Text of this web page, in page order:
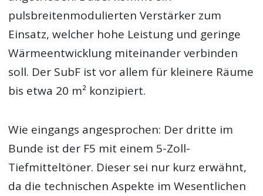
pulsbreitenmodulierten Verstärker zum
Einsatz, welcher hohe Leistung und geringe
Wärmeentwicklung miteinander verbinden
soll. Der SubF ist vor allem für kleinere Räume
bis etwa 20 m² konzipiert.
Wie eingangs angesprochen: Der dritte im
Bunde ist der F5 mit einem 5-Zoll-
Tiefmitteltöner. Dieser sei nur kurz erwähnt,
da die technischen Aspekte im Wesentlichen